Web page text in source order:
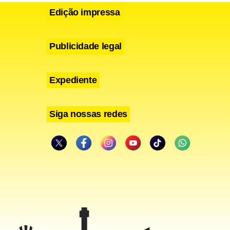
por
3
guarda.
Edição impressa
Publicidade legal
Expediente
Siga nossas redes